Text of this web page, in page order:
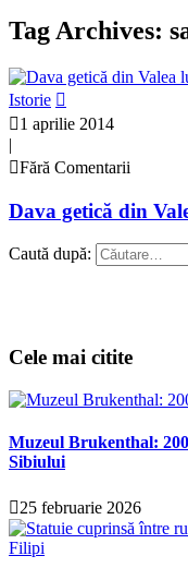
Tag Archives:
Istorie
1 aprilie 2014
|
Fără Comentarii
Dava getică din
Caută după:
Cele mai citite
Muzeul Brukenthal:
Sibiului
25 februarie 2026